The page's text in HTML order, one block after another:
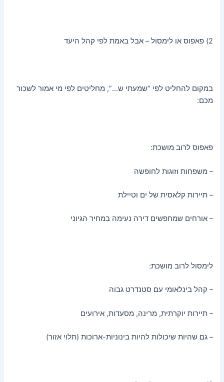
2) פאפוס או לימסול – אבל באמת לפי קהל היעד
במקום להחליט לפי “שמעתי ש…”, מחליטים לפי מי אמור לשכור
מכם:
פאפוס לרוב מושכת:
– משפחות וזוגות לחופשה
– תיירות קלאסית של ים וטיילת
– אורחים שמחפשים דירה נעימה במחיר הגיוני
לימסול לרוב מושכת:
– קהל בינלאומי עם סטנדרט גבוה
– תיירות יוקרתית, מרינה, מסעדות, אירועים
– גם שהיות שיכולות להיות בינוניות-ארוכות (תלוי אזור)